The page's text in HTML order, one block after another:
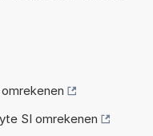
SI omrekenen